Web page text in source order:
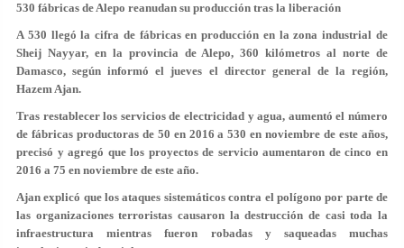
530 fábricas de Alepo reanudan su producción tras la liberación
A 530 llegó la cifra de fábricas en producción en la zona industrial de
Sheij Nayyar, en la provincia de Alepo, 360 kilómetros al norte de
Damasco, según informó el jueves el director general de la región,
Hazem Ajan.
Tras restablecer los servicios de electricidad y agua, aumentó el número
de fábricas productoras de 50 en 2016 a 530 en noviembre de este años,
precisó y agregó que los proyectos de servicio aumentaron de cinco en
2016 a 75 en noviembre de este año.
Ajan explicó que los ataques sistemáticos contra el polígono por parte de
las organizaciones terroristas causaron la destrucción de casi toda la
infraestructura mientras fueron robadas y saqueadas muchas